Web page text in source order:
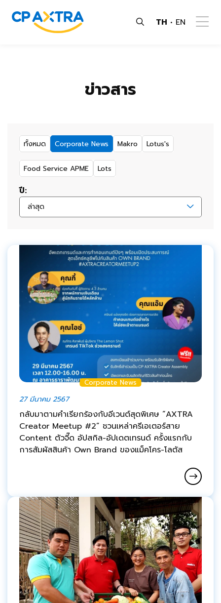
TH EN
ข่าวสาร
ทั้งหมด Corporate News Makro Lotus's
Food Service APME Lots
ปี:
ล่าสุด
Corporate News
27 มีนาคม 2567
กลับมาตามคำเรียกร้องกับอีเวนต์สุดพิเศษ “AXTRA
Creator Meetup #2” ชวนเหล่าครีเอเตอร์สาย
Content ตัวจี๊ด อัปสกิล-อัปเดตเทรนด์ ครั้งแรกกับ
การสัมผัสสินค้า Own Brand ของแม็คโคร-โลตัส